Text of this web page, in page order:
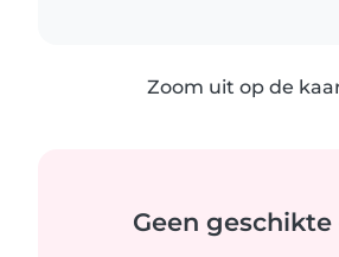
Zoom uit op de
Geen